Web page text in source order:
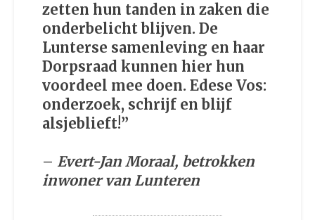
zetten hun tanden in zaken die
onderbelicht blijven. De
Lunterse samenleving en haar
Dorpsraad kunnen hier hun
voordeel mee doen. Edese Vos:
onderzoek, schrijf en blijf
alsjeblieft!”
– Evert-Jan Moraal, betrokken
inwoner van Lunteren